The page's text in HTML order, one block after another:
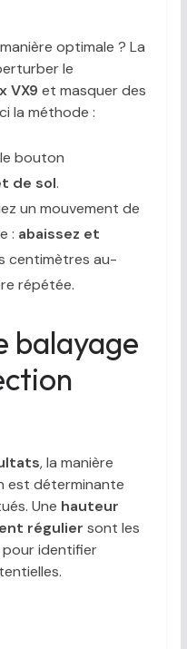
optimale ? La
le
VX9 et masquer des
la méthode :
bouton
de sol.
un mouvement de
: abaissez et
centimètres au-
répétée.
balayage
, la manière
est déterminante
Une hauteur
régulier sont les
identifier